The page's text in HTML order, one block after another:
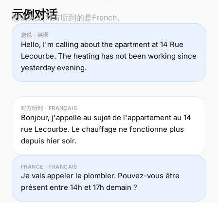
示例对话
您说英文,对方听到的是French。
您说 · 英语
Hello, I'm calling about the apartment at 14 Rue
Lecourbe. The heating has not been working since
yesterday evening.
对方听到 · FRANÇAIS
Bonjour, j'appelle au sujet de l'appartement au 14
rue Lecourbe. Le chauffage ne fonctionne plus
depuis hier soir.
FRANCE · FRANÇAIS
Je vais appeler le plombier. Pouvez-vous être
présent entre 14h et 17h demain ?